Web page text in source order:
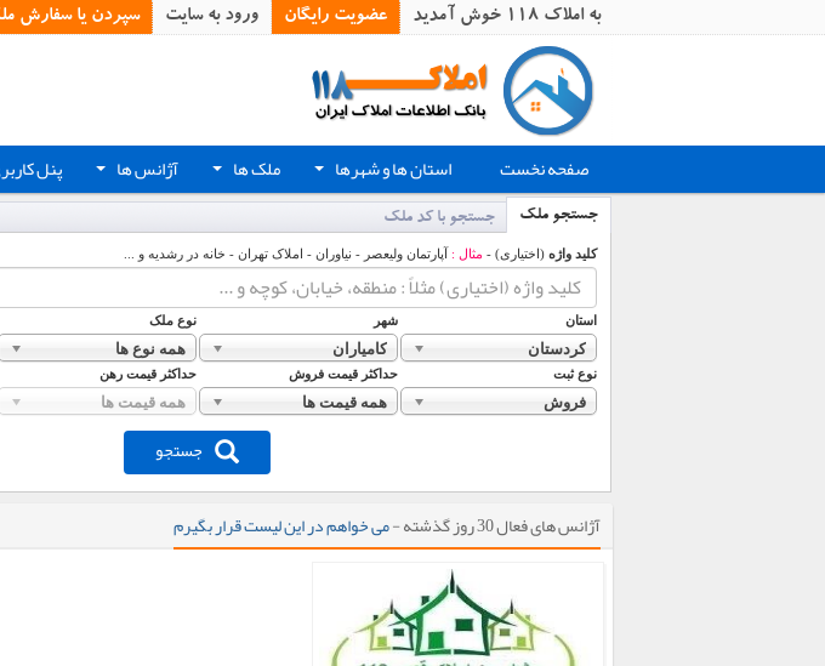
به املاک 118 خوش آمدید عضویت رایگان ورود به سایت سپردن یا سفارش
صفحه نخست + استان ها و شهرها + ملک ها + آژانس ها پنل
جستجو ملک جستجو با کد ملک
کلید واژه (اختیاری) - مثال : آپارتمان ولیعصر - نیاوران - املاک تهران - خانه در رشدیه و ...
استان شهر نوع ملک
کردستان کامیاران همه نوع ها
نوع ثبت حداکثر قیمت فروش حداکثر قیمت رهن
فروش همه قیمت ها همه قیمت ها
جستجو
آژانس های فعال 30 روز گذشته - می خواهم در این لیست قرار بگیرم